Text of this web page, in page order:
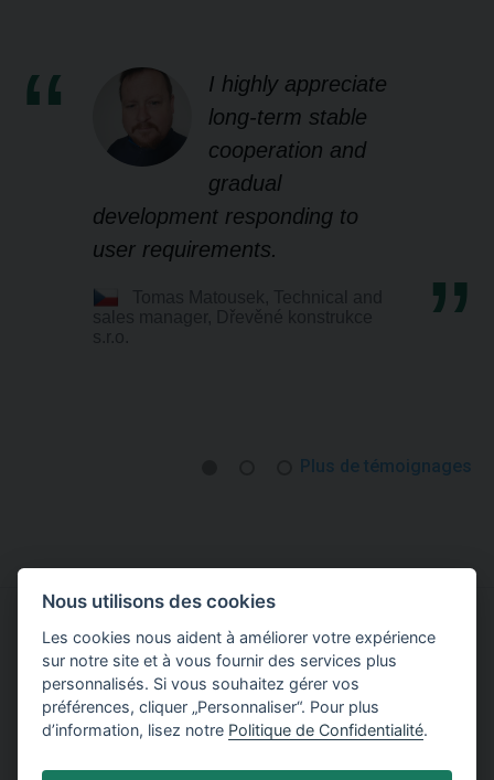
I highly appreciate
long-term stable
cooperation and
gradual
development responding to
user requirements.
Plus de témoignages
Essayer de travailler avec le logiciel TRUSS4
Télécharger la version Démo
Nous utilisons des cookies
Les cookies nous aident à améliorer votre expérience
sur notre site et à vous fournir des services plus
personnalisés. Si vous souhaitez gérer vos
préférences, cliquer „Personnaliser“. Pour plus
d’information, lisez notre Politique de Confidentialité.